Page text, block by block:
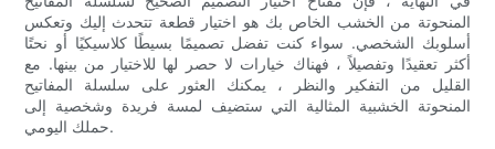
المنحوتة من الخشب الخاص بك هو اختيار قطعة تتحدث إليك وتعكس
أسلوبك الشخصي. سواء كنت تفضل تصميمًا بسيطًا كلاسيكيًا أو نحتًا
أكثر تعقيدًا وتفصيلاً ، فهناك خيارات لا حصر لها للاختيار من بينها. مع
القليل من التفكير والنظر ، يمكنك العثور على سلسلة المفاتيح
المنحوتة الخشبية المثالية التي ستضيف لمسة فريدة وشخصية إلى
حملك اليومي.